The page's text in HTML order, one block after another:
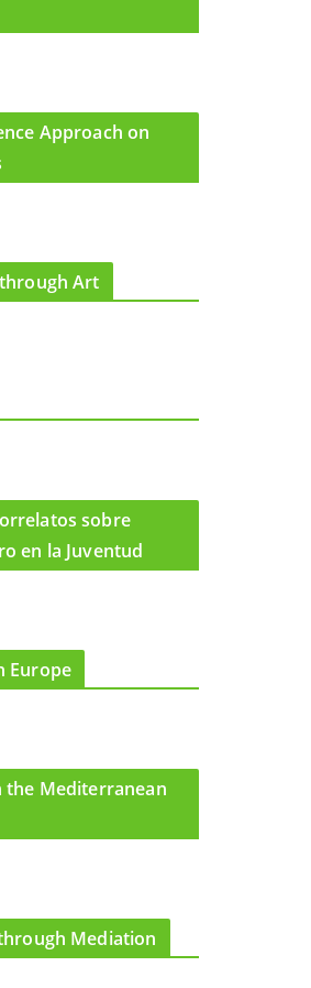
Approach on
Art
sobre
en la Juventud
Europe
the Mediterranean
Mediation